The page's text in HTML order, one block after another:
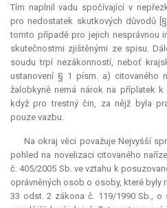
Tím naplnil vadu spočívající v
pro nedostatek skutkových důvodů
tomto případě pro jejich nesprávnou
skutečnostmi zjištěnými ze spisu.
soudu trpí nezákonností, neboť
ustanovení § 1 písm. a) citovaného
žalobkyně nemá nárok na příplatek
když pro trestný čin, za nějž byla
pouze vazbu.
Na okraj věci považuje Nejvyšší
pohled na novelizaci citovaného
č. 405/2005 Sb. ve vztahu k
oprávněných osob o osoby, které byly
33 odst. 2 zákona č. 119/1990 Sb., o